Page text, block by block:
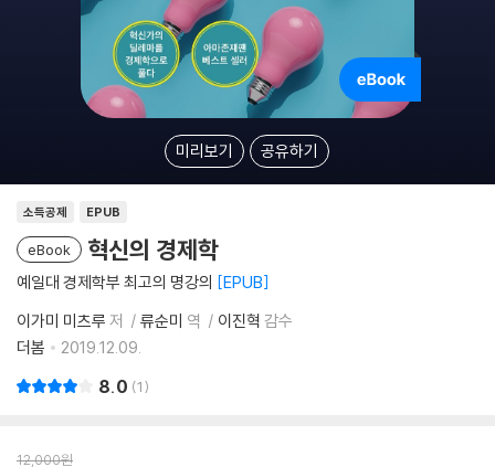
미리보기 공유하기
소득공제 EPUB
eBook 혁신의 경제학
예일대 경제학부 최고의 명강의 EPUB
이가미 미츠루 저 류순미 역 이진혁 감수
더봄
2019.12.09.
8.0 1
12,000원